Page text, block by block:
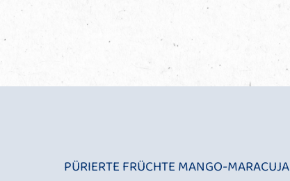
PÜRIERTE FRÜCHTE MANGO-MARACUJA